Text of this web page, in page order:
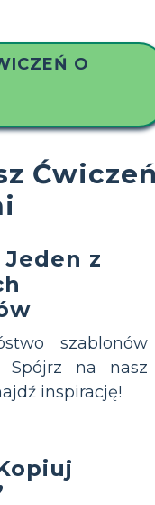
O
z
szablonów
Spójrz na nasz
inspirację!